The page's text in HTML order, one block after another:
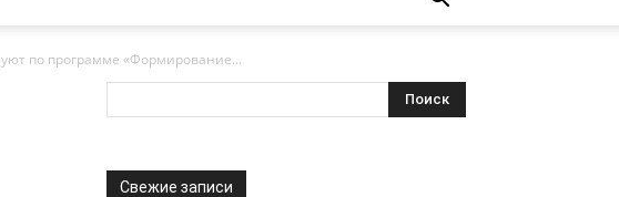
по программе «Формирование...
Свежие записи